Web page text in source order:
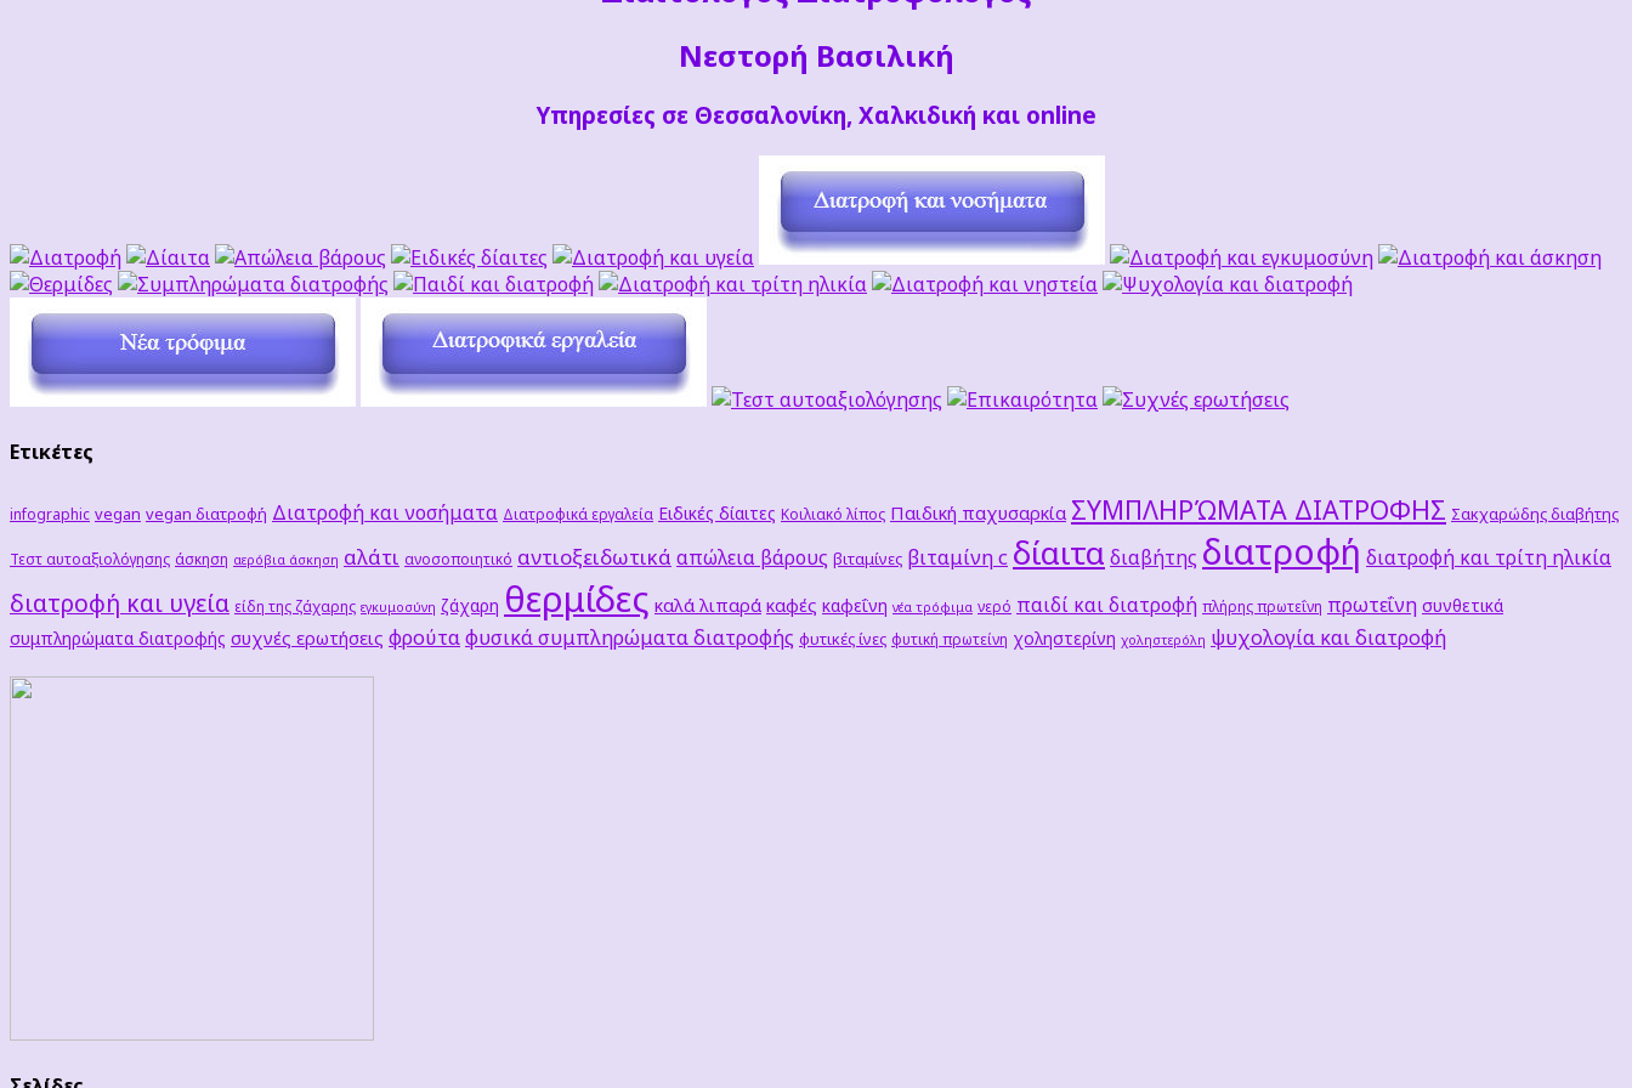
Νεστορή Βασιλική
Υπηρεσίες σε Θεσσαλονίκη, Χαλκιδική και online
Ετικέτες
infographic vegan vegan διατροφή Διατροφή και νοσήματα Διατροφικά εργαλεία Ειδικές δίαιτες Κοιλιακό λίπος Παιδική παχυσαρκία ΣΥΜΠΛΗΡΏΜΑΤΑ ΔΙΑΤΡΟΦΗΣ Σακχαρώδης διαβήτης
Τεστ αυτοαξιολόγησης άσκηση αερόβια άσκηση αλάτι ανοσοποιητικό αντιοξειδωτικά απώλεια βάρους βιταμίνες βιταμίνη c δίαιτα διαβήτης διατροφή διατροφή και τρίτη ηλικία
διατροφή και υγεία είδη της ζάχαρης εγκυμοσύνη ζάχαρη θερμίδες καλά λιπαρά καφές καφεΐνη νέα τρόφιμα νερό παιδί και διατροφή πλήρης πρωτεΐνη πρωτεΐνη συνθετικά
συμπληρώματα διατροφής συχνές ερωτήσεις φρούταφυσικά συμπληρώματα διατροφής φυτικές ίνες φυτική πρωτείνη χοληστερίνη χοληστερόλη ψυχολογία και διατροφή